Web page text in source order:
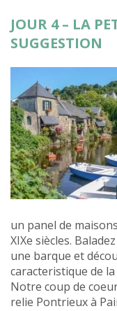
JOUR 4 – LA
SUGGESTION
un panel de
XIXe siècles.
une barque et
caracteristique de la
Notre coup de
relie Pontrieux à